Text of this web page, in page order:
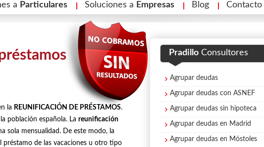
a Particulares Soluciones a Empresas Blog Contacto
la REUNIFICACIÓN DE PRÉSTAMOS.
población española. La reunificación
sola mensualidad. De este modo, la
préstamo de las vacaciones u otro tipo
Pradillo Consultores
Agrupar deudas
Agrupar deudas con ASNEF
Agrupar deudas sin hipoteca
Agrupar deudas en Madrid
Agrupar deudas en Móstoles